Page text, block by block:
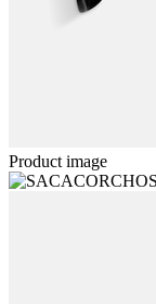
Product image